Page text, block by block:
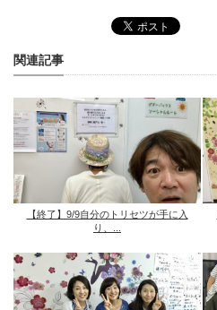
関連記事
【終了】9/9自分のトリセツが手に入
り、...